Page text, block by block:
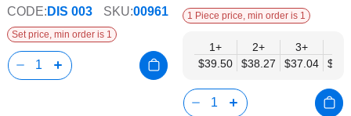
CODE: DIS 003 SKU:00961
Set price, min order is 1
1 Piece price, min order is 1
1+
$39.50
2+
$38.27
3+
$37.04